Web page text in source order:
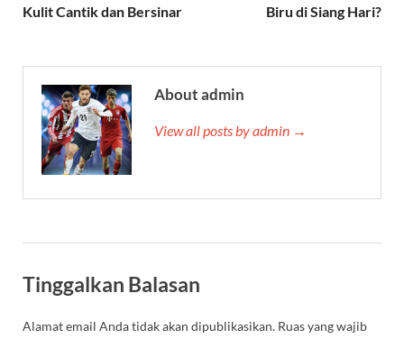
Kulit Cantik dan Bersinar
Biru di Siang Hari?
About admin
View all posts by admin →
Tinggalkan Balasan
Alamat email Anda tidak akan dipublikasikan. Ruas yang wajib